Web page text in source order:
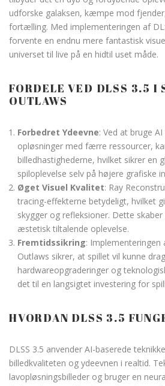
udforske galaksen, kæmpe mod
fortælling. Med implementeringen af
forvente en endnu mere fantastisk
universet til live på en hidtil uset måde.
FORDELE VED DLSS 3.5 I
OUTLAWS
Forbedret Ydeevne: Ved at bruge
opløsninger med færre ressourcer,
billedhastighederne, hvilket sikrer en
spiloplevelse selv på højere grafiske
Øget Visuel Kvalitet: Ray
tracing-effekterne betydeligt, hvilket
skygger og refleksioner. Dette
æstetisk tiltalende oplevelse.
Fremtidssikring: Implementeringen
Outlaws sikrer, at spillet vil kunne
hardwareopgraderinger og
det til en langsigtet investering for
HVORDAN DLSS 3.5
DLSS 3.5 anvender AI-baserede
billedkvaliteten og ydeevnen i realtid.
lavopløsningsbilleder og bruger en